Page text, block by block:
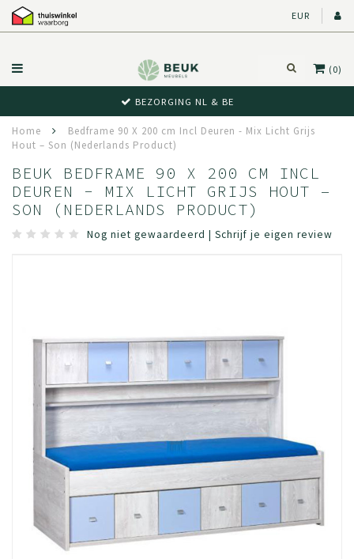
EUR
(0)
BEWUST RETOUR
Home
Bedframe 90 X 200 cm Incl Deuren - Mix Licht Grijs
Hout – Son (Nederlands Product)
BEUK BEDFRAME 90 X 200 CM INCL
DEUREN - MIX LICHT GRIJS HOUT –
SON (NEDERLANDS PRODUCT)
Nog niet gewaardeerd | Schrijf je eigen review